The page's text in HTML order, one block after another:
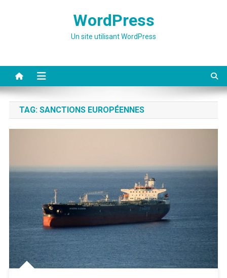
WordPress
Un site utilisant WordPress
TAG: SANCTIONS EUROPÉENNES